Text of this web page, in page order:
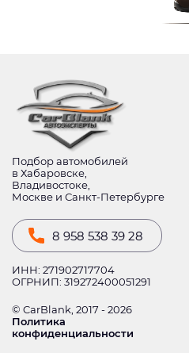
Подбор автомобилей
в Хабаровске,
Владивостоке,
Москве и Санкт-Петербурге
8 958 538 39 28
ИНН: 271902717704
ОГРНИП: 319272400051291
© CarBlank, 2017 - 2026
Политика
конфиденциальности